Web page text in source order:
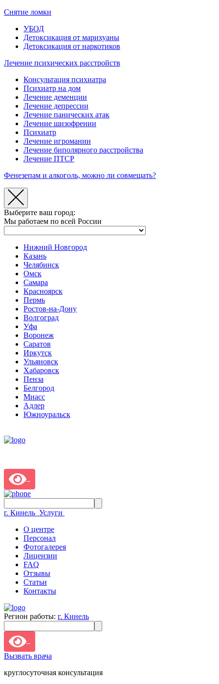
Снятие ломки
УБОД
Детоксикация от марихуаны
Детоксикация от наркотиков
Лечение психических расстройств
Консультация психиатра
Психиатр на дом
Лечение деменции
Лечение депрессии
Лечение панических атак
Лечение шизофрении
Психиатр
Лечение игромании
Лечение биполярного расстройства
Лечение ПТСР
Фенезепам и алкоголь, можно ли совмещать?
Выберите ваш город:
Мы работаем по всей России
Нижний Новгород
Казань
Челябинск
Омск
Самара
Красноярск
Пермь
Ростов-на-Дону
Волгоград
Уфа
Воронеж
Саратов
Иркутск
Ульяновск
Хабаровск
Пенза
Белгород
Миасс
Адлер
Южноуральск
г. Кинель Услуги
О центре
Персонал
Фотогалерея
Лицензии
FAQ
Отзывы
Статьи
Контакты
Регион работы: г. Кинель
Вызвать врача
круглосуточная консультация